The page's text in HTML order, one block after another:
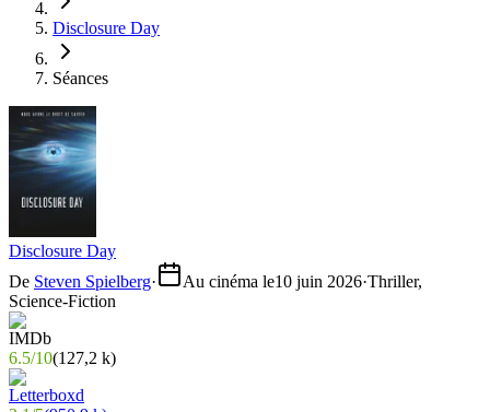
Disclosure Day
Séances
Disclosure Day
De Steven Spielberg· Au cinéma le10 juin 2026·Thriller,
Science-Fiction
6.5/10(127,2 k)